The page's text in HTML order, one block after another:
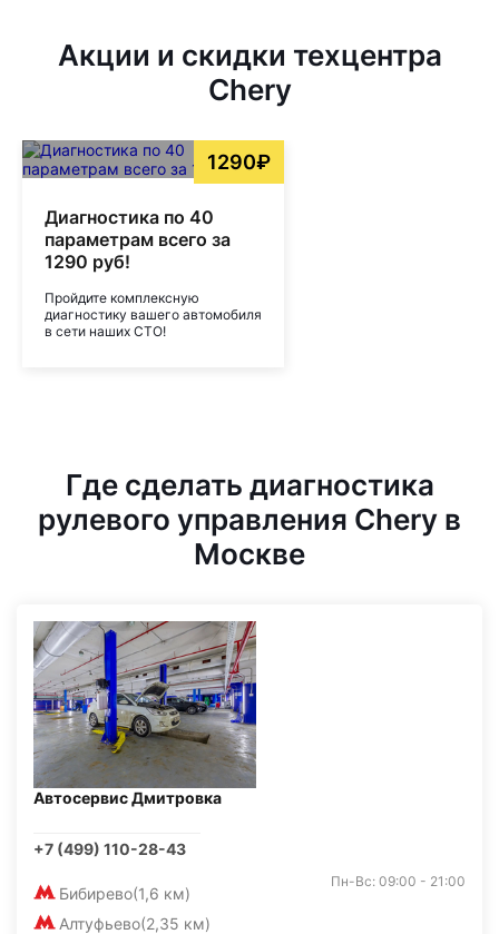
Акции и скидки техцентра
Chery
1290₽
Диагностика по 40
параметрам всего за
1290 руб!
Пройдите комплексную
диагностику вашего автомобиля
в сети наших СТО!
Где сделать диагностика
рулевого управления Chery в
Москве
Автосервис Дмитровка
+7 (499) 110-28-43
Бибирево(1,6 км)
Алтуфьево(2,35 км)
Пн-Вс: 09:00 - 21:00